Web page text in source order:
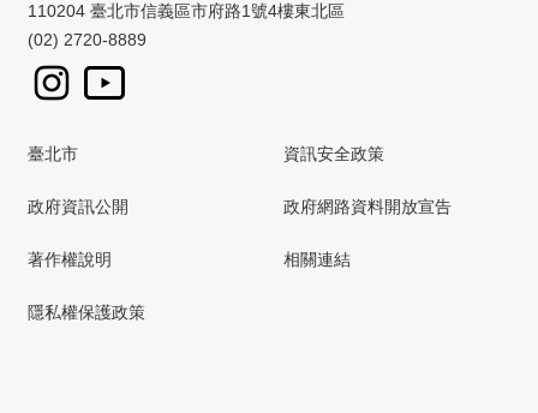
110204 臺北市信義區市府路1號4樓東北區
(02) 2720-8889
臺北市
政府資訊公開
著作權說明
隱私權保護政策
資訊安全政策
政府網路資料開放宣告
相關連結